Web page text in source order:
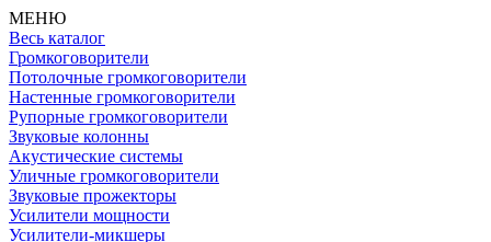
МЕНЮ
Весь каталог
Громкоговорители
Потолочные громкоговорители
Настенные громкоговорители
Рупорные громкоговорители
Звуковые колонны
Акустические системы
Уличные громкоговорители
Звуковые прожекторы
Усилители мощности
Усилители-микшеры